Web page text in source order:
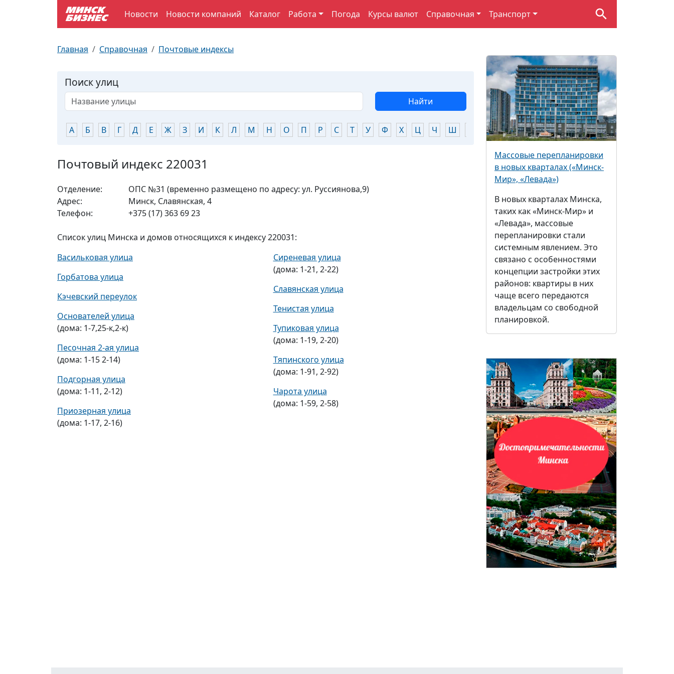
Новости Новости компаний Каталог Работа Погода Курсы валют Справочная Транспорт
Главная Справочная Почтовые индексы
Поиск улиц
Найти
А Б В Г Д Е Ж З И К Л М Н О П Р С Т У Ф Х Ц Ч Ш Ю Я
Почтовый индекс 220031
Отделение:
ОПС №31 (временно размещено по адресу: ул. Руссиянова,9)
Адрес:
Минск, Славянская, 4
Телефон:
+375 (17) 363 69 23
Список улиц Минска и домов относящихся к индексу 220031:
Васильковая улица
Горбатова улица
Кэчевский переулок
Основателей улица
(дома: 1-7,25-к,2-к)
Песочная 2-ая улица
(дома: 1-15 2-14)
Подгорная улица
(дома: 1-11, 2-12)
Приозерная улица
(дома: 1-17, 2-16)
Сиреневая улица
(дома: 1-21, 2-22)
Славянская улица
Тенистая улица
Тупиковая улица
(дома: 1-19, 2-20)
Тяпинского улица
(дома: 1-91, 2-92)
Чарота улица
(дома: 1-59, 2-58)
Массовые перепланировки
в новых кварталах («Минск-
Мир», «Левада»)
В новых кварталах Минска,
таких как «Минск-Мир» и
«Левада», массовые
перепланировки стали
системным явлением. Это
связано с особенностями
концепции застройки этих
районов: квартиры в них
чаще всего передаются
владельцам со свободной
планировкой.
Почтовые индексы
Документы для ЗАГСа